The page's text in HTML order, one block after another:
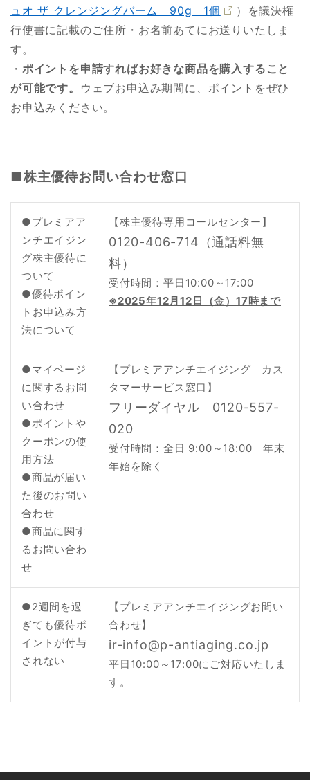
ュオ ザ クレンジングバーム 90g 1個
）を議決権
行使書に記載のご住所・お名前あてにお送りいたしま
す。
・ ポイントを申請すればお好きな商品を購入すること
が可能です。
ウェブお申込み期間に、ポイントをぜひ
お申込みください。
■株主優待お問い合わせ窓口
●プレミアア
ンチエイジン
グ株主優待に
ついて
●優待ポイン
トお申込み方
法について
【株主優待専用コールセンター】
0120-406-714（通話料無
料）
受付時間：平日10:00～17:00
※2025年12月12日（金）17時まで
●マイページ
に関するお問
い合わせ
●ポイントや
クーポンの使
用方法
●商品が届い
た後のお問い
合わせ
●商品に関す
るお問い合わ
せ
【プレミアアンチエイジング カス
タマーサービス窓口】
フリーダイヤル 0120-557-
020
受付時間：全日 9:00～18:00 年末
年始を除く
●2週間を過
ぎても優待ポ
イントが付与
されない
【プレミアアンチエイジングお問い
合わせ】
ir-info@p-antiaging.co.jp
平日10:00～17:00にご対応いたしま
す。